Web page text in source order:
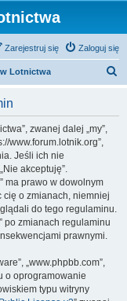
Zaloguj się
Zarejestruj się
Lotnictwa
zwanej dalej „my”,
www.forum.lotnik.org”,
Jeśli ich nie
akceptuję”.
ma prawo w dowolnym
o zmianach, niemniej
do tego regulaminu.
po zmianach regulaminu
prawnymi.
„www.phpbb.com”,
o oprogramowanie
typu witryny